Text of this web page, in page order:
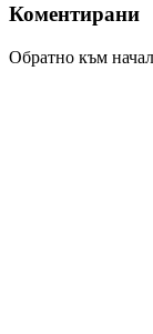
Коментирани
Обратно към